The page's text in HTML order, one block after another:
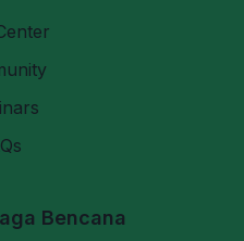
Bencana